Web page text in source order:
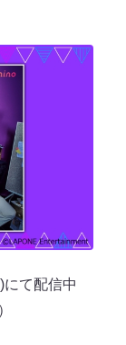
て配信中